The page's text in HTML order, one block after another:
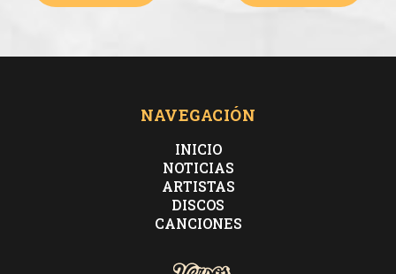
NAVEGACIÓN
INICIO
NOTICIAS
ARTISTAS
DISCOS
CANCIONES